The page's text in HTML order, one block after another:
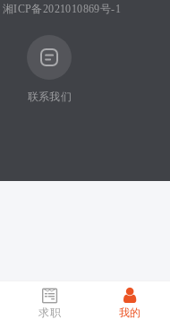
求职 我的
湘ICP备2021010869号-1
联系我们